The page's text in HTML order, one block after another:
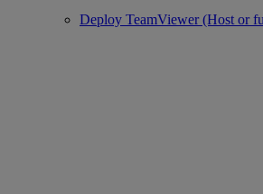
Deploy TeamViewer (Host or